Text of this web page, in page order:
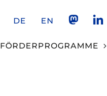
DE EN NKCS
FÖRDERPROGRAMME